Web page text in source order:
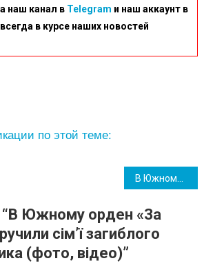
наш канал в Telegram и наш аккаунт в
в курсе наших новостей
по этой теме:
В Южному орден «За
сім’ї загиблого
(фото, відео)”